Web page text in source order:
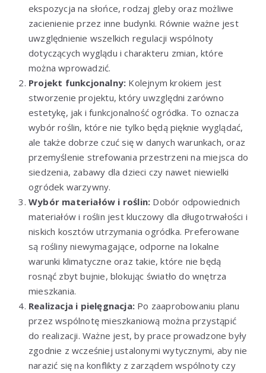
ekspozycja na słońce, rodzaj gleby oraz możliwe
zacienienie przez inne budynki. Równie ważne jest
uwzględnienie wszelkich regulacji wspólnoty
dotyczących wyglądu i charakteru zmian, które
można wprowadzić.
Projekt funkcjonalny: Kolejnym krokiem jest
stworzenie projektu, który uwzględni zarówno
estetykę, jak i funkcjonalność ogródka. To oznacza
wybór roślin, które nie tylko będą pięknie wyglądać,
ale także dobrze czuć się w danych warunkach, oraz
przemyślenie strefowania przestrzeni na miejsca do
siedzenia, zabawy dla dzieci czy nawet niewielki
ogródek warzywny.
Wybór materiałów i roślin: Dobór odpowiednich
materiałów i roślin jest kluczowy dla długotrwałości i
niskich kosztów utrzymania ogródka. Preferowane
są rośliny niewymagające, odporne na lokalne
warunki klimatyczne oraz takie, które nie będą
rosnąć zbyt bujnie, blokując światło do wnętrza
mieszkania.
Realizacja i pielęgnacja: Po zaaprobowaniu planu
przez wspólnotę mieszkaniową można przystąpić
do realizacji. Ważne jest, by prace prowadzone były
zgodnie z wcześniej ustalonymi wytycznymi, aby nie
narazić się na konflikty z zarządem wspólnoty czy